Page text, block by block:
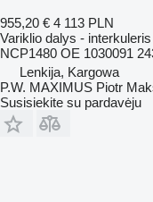
955,20 € 4 113 PLN
Variklio dalys - interkuleris
NCP1480 OE 1030091
Lenkija, Kargowa
P.W. MAXIMUS Piotr
Susisiekite su pardavėju